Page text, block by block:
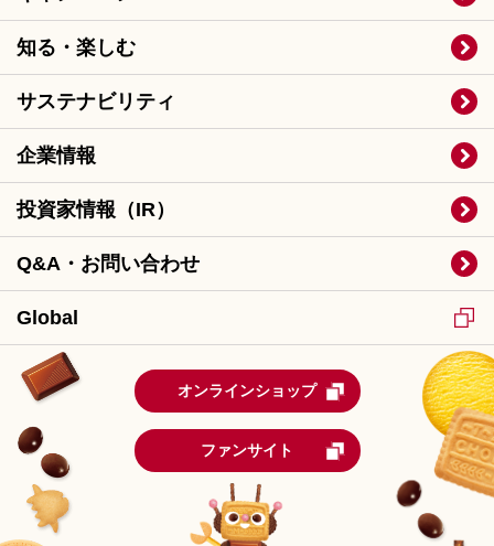
知る・楽しむ
サステナビリティ
企業情報
投資家情報（IR）
Q&A・お問い合わせ
Global
オンラインショップ
ファンサイト